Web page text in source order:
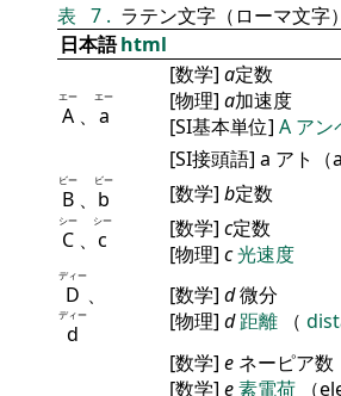
表 7 . ラテン文字（ローマ文字）
日本語html
A
エー
、 a
エー
[数学] a定数
[物理] a加速度
[SI基本単位] A アン
[SI接頭語] a アト
B
ビー
、 b
ビー
[数学] b定数
C
シー
、 c
シー [数学] c定数
[物理] c光速度
D
ディー
、
d
ディー
[数学] d微分
[物理] d 距離 （
[数学] e ネーピア数
[数学] e素電荷
（